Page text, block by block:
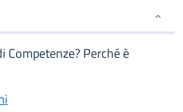
Competenze? Perché è